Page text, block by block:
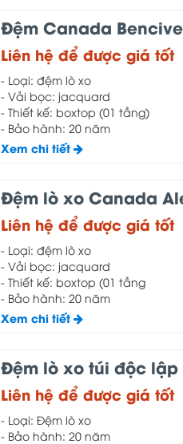
Đệm Canada
Liên hệ để được giá tốt
- Loại: đệm lò xo
- Vải bọc: jacquard
- Thiết kế: boxtop (01 tầng)
- Bảo hành: 20 năm
Xem chi tiết
Đệm lò xo Canada
Liên hệ để được giá tốt
- Loại: đệm lò xo
- Vải bọc: jacquard
- Thiết kế: boxtop (01 tầng
- Bảo hành: 20 năm
Xem chi tiết
Đệm lò xo túi độc lập
Liên hệ để được giá tốt
- Loại: Đệm lò xo
- Bảo hành: 20 năm